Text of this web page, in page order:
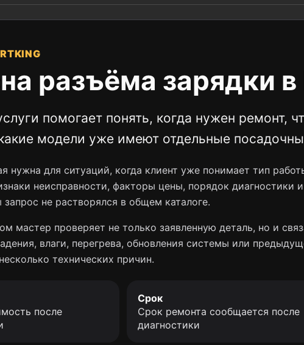
разъёма зарядки в
помогает понять, когда нужен ремонт,
модели уже имеют отдельные
нужна для ситуаций, когда клиент уже понимает тип
неисправности, факторы цены, порядок
не растворялся в общем каталоге.
мастер проверяет не только заявленную деталь, но и
влаги, перегрева, обновления системы или
технических причин.
после
Срок
Срок ремонта сообщается после
диагностики